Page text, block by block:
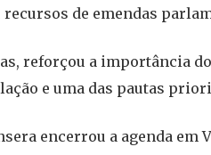
recursos de emendas
reforçou a importância do
e uma das pautas
encerrou a agenda em